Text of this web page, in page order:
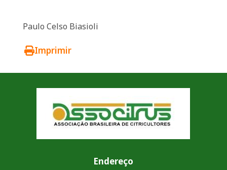
Paulo Celso Biasioli
Imprimir
Endereço